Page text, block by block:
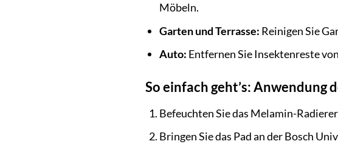
Möbeln.
Garten und Terrasse: Reinigen Sie
Auto: Entfernen Sie Insektenreste
So einfach geht’s: Anwendung
Befeuchten Sie das Melamin-
Bringen Sie das Pad an der Bosch